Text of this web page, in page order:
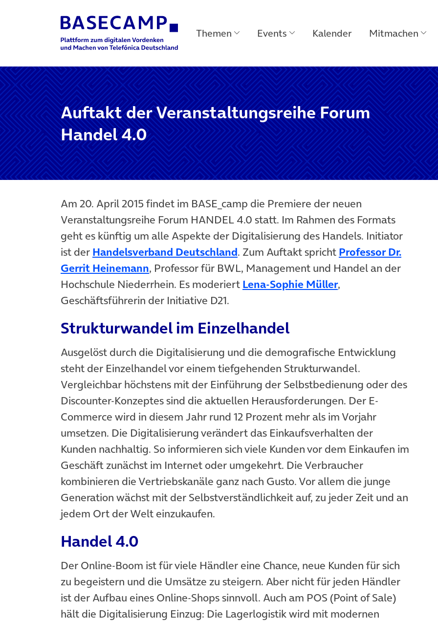
Main Navigation Themen Events Kalender Mitmachen
Auftakt der Veranstaltungsreihe Forum
Handel 4.0
Am 20. April 2015 findet im BASE_camp die Premiere der neuen
Veranstaltungsreihe Forum HANDEL 4.0 statt. Im Rahmen des Formats
geht es künftig um alle Aspekte der Digitalisierung des Handels. Initiator
ist der Handelsverband Deutschland(öffnet in neuem Tab)
. Zum Auftakt spricht Professor Dr.
Gerrit Heinemann(öffnet in neuem Tab)
, Professor für BWL, Management und Handel an der
Hochschule Niederrhein. Es moderiert Lena-Sophie Müller(öffnet in neuem Tab)
,
Geschäftsführerin der Initiative D21.
Strukturwandel im Einzelhandel
Ausgelöst durch die Digitalisierung und die demografische Entwicklung
steht der Einzelhandel vor einem tiefgehenden Strukturwandel.
Vergleichbar höchstens mit der Einführung der Selbstbedienung oder des
Discounter-Konzeptes sind die aktuellen Herausforderungen. Der E-
Commerce wird in diesem Jahr rund 12 Prozent mehr als im Vorjahr
umsetzen. Die Digitalisierung verändert das Einkaufsverhalten der
Kunden nachhaltig. So informieren sich viele Kunden vor dem Einkaufen im
Geschäft zunächst im Internet oder umgekehrt. Die Verbraucher
kombinieren die Vertriebskanäle ganz nach Gusto. Vor allem die junge
Generation wächst mit der Selbstverständlichkeit auf, zu jeder Zeit und an
jedem Ort der Welt einzukaufen.
Handel 4.0
Der Online-Boom ist für viele Händler eine Chance, neue Kunden für sich
zu begeistern und die Umsätze zu steigern. Aber nicht für jeden Händler
ist der Aufbau eines Online-Shops sinnvoll. Auch am POS (Point of Sale)
hält die Digitalisierung Einzug: Die Lagerlogistik wird mit modernen